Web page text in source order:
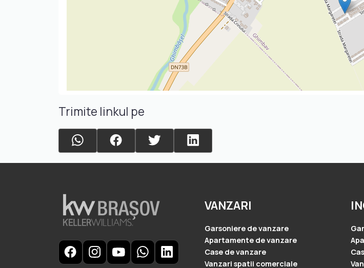
Trimite linkul pe
VANZARI
Garsoniere de vanzare
Apartamente de vanzare
Case de vanzare
Vanzari spatii comerciale